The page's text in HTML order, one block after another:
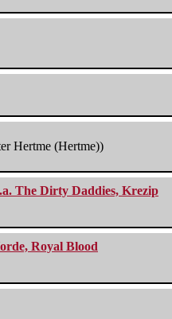
Hertme (Hertme))
The Dirty Daddies, Krezip
Royal Blood